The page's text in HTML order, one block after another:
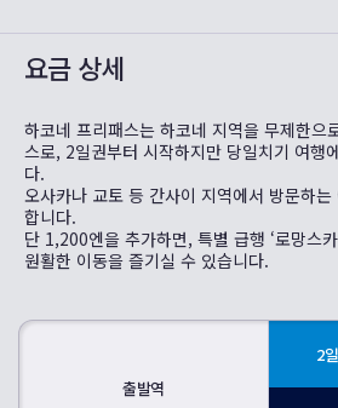
요금 상세
하코네 프리패스는 하코네 지역을 무제한으
스로, 2일권부터 시작하지만 당일치기 여행
다.
오사카나 교토 등 간사이 지역에서 방문하
합니다.
단 1,200엔을 추가하면, 특별 급행 ‘로망스
원활한 이동을 즐기실 수 있습니다.
출발역
2